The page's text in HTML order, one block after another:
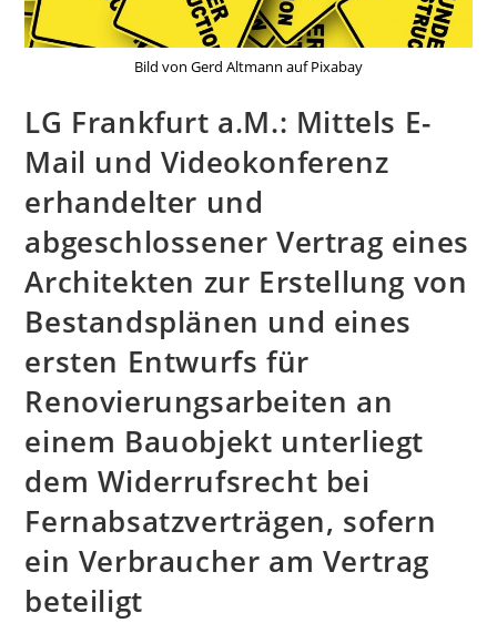
Bild von Gerd Altmann auf Pixabay
LG Frankfurt a.M.: Mittels E-
Mail und Videokonferenz
erhandelter und
abgeschlossener Vertrag eines
Architekten zur Erstellung von
Bestandsplänen und eines
ersten Entwurfs für
Renovierungsarbeiten an
einem Bauobjekt unterliegt
dem Widerrufsrecht bei
Fernabsatzverträgen, sofern
ein Verbraucher am Vertrag
beteiligt